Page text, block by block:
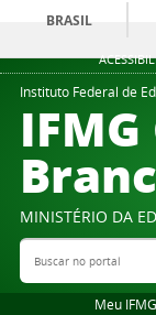
BRASIL
Instituto Federal de
MINISTÉRIO DA
Buscar no portal
Meu IFMG